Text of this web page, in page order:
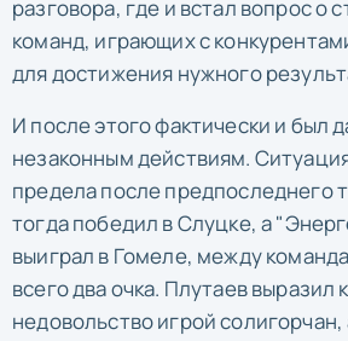
разговора, где и встал вопрос о
команд, играющих с
для достижения нужного
И после этого фактически и был
незаконным действиям.
предела после предпоследнего
тогда победил в Слуцке, а
выиграл в Гомеле, между
всего два очка. Плутаев выразил
недовольство игрой солигорчан,